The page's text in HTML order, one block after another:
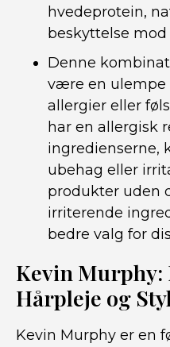
hvedeprotein,
beskyttelse
Denne
være en ulempe
allergier eller
har en allergisk
ingredienserne,
ubehag eller
produkter uden
irriterende
bedre valg for
Kevin Murphy:
Hårpleje og
Kevin Murphy er en